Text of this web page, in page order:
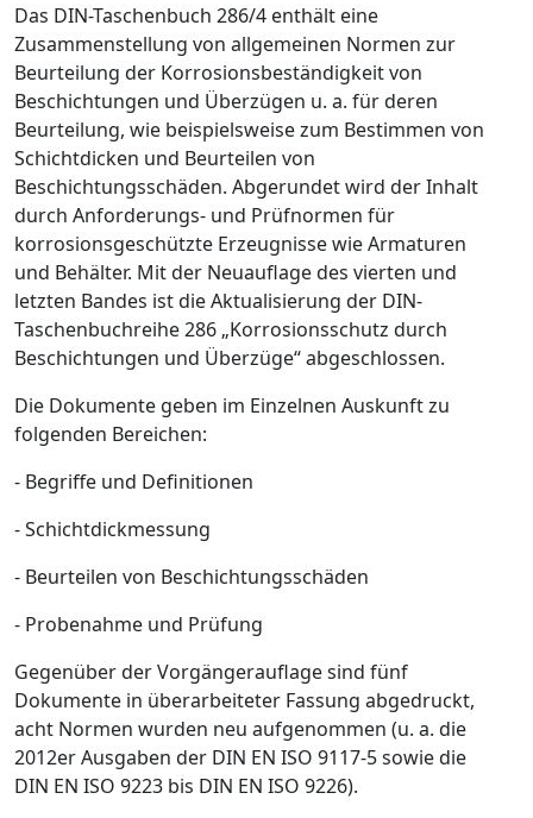
Das DIN-Taschenbuch 286/4 enthält eine
Zusammenstellung von allgemeinen Normen zur
Beurteilung der Korrosionsbeständigkeit von
Beschichtungen und Überzügen u. a. für deren
Beurteilung, wie beispielsweise zum Bestimmen von
Schichtdicken und Beurteilen von
Beschichtungsschäden. Abgerundet wird der Inhalt
durch Anforderungs- und Prüfnormen für
korrosionsgeschützte Erzeugnisse wie Armaturen
und Behälter. Mit der Neuauflage des vierten und
letzten Bandes ist die Aktualisierung der DIN-
Taschenbuchreihe 286 „Korrosionsschutz durch
Beschichtungen und Überzüge“ abgeschlossen.
Die Dokumente geben im Einzelnen Auskunft zu
folgenden Bereichen:
- Begriffe und Definitionen
- Schichtdickmessung
- Beurteilen von Beschichtungsschäden
- Probenahme und Prüfung
Gegenüber der Vorgängerauflage sind fünf
Dokumente in überarbeiteter Fassung abgedruckt,
acht Normen wurden neu aufgenommen (u. a. die
2012er Ausgaben der DIN EN ISO 9117-5 sowie die
DIN EN ISO 9223 bis DIN EN ISO 9226).